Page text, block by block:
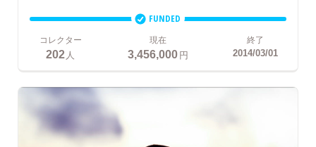
FUNDED
コレクター
202 人
現在
3,456,000円
終了
2014/03/01